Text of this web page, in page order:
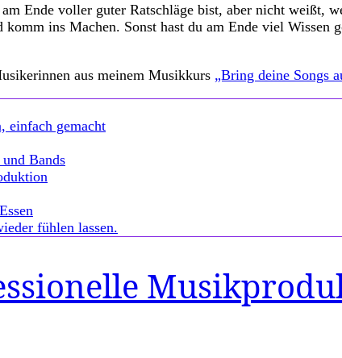
Ende voller guter Ratschläge bist, aber nicht weißt,
ins Machen. Sonst hast du am Ende viel Wissen
aus meinem Musikkurs „Bring deine Songs
einfach gemacht
Bands
fühlen lassen.